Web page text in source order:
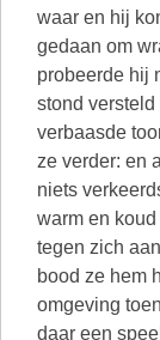
waar en hij
gedaan om
probeerde hij
stond
verbaasde
ze verder: en
niets
warm en
tegen zich
bood ze hem
omgeving
daar een